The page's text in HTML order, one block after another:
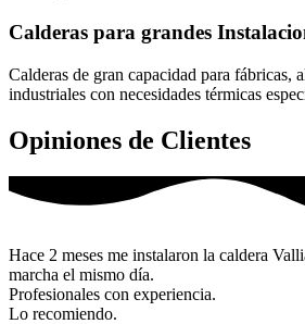
Calderas para grandes
Calderas de gran capacidad para fábricas,
industriales con necesidades térmicas
Opiniones de Clientes
Hace 2 meses me instalaron la caldera
marcha el mismo día.
Profesionales con experiencia.
Lo recomiendo.